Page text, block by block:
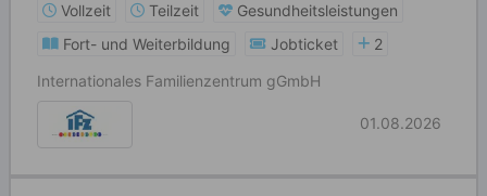
Vollzeit
Teilzeit
Gesundheitsleistungen
Fort- und Weiterbildung
Jobticket
2
Internationales Familienzentrum gGmbH
01.08.2026